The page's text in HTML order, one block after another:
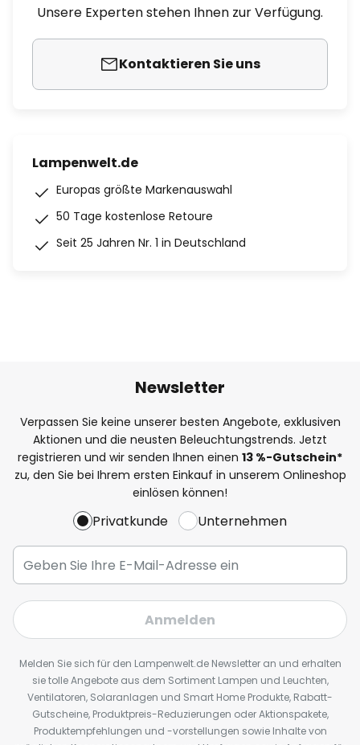
Unsere Experten stehen Ihnen zur Verfügung.
Kontaktieren Sie uns
Lampenwelt.de
Europas größte Markenauswahl
50 Tage kostenlose Retoure
Seit 25 Jahren Nr. 1 in Deutschland
Newsletter
Verpassen Sie keine unserer besten Angebote, exklusiven
Aktionen und die neusten Beleuchtungstrends. Jetzt
registrieren und wir senden Ihnen einen 13 %-Gutschein*
zu, den Sie bei Ihrem ersten Einkauf in unserem Onlineshop
einlösen können!
Privatkunde Unternehmen
Anmelden
Melden Sie sich für den Lampenwelt.de Newsletter an und erhalten
sie tolle Angebote aus dem Sortiment Lampen und Leuchten,
Ventilatoren, Solaranlagen und Smart Home Produkte, Rabatt-
Gutscheine, Produktpreis-Reduzierungen oder Aktionspakete,
Produktempfehlungen und -vorstellungen sowie Inhalte von